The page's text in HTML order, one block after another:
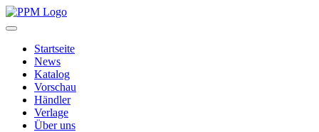
Startseite
News
Katalog
Vorschau
Händler
Verlage
Über uns